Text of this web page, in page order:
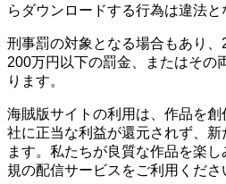
らダウンロードする行為は違法と
刑事罰の対象となる場合もあり
200万円以下の罰金、またはその
ります。
海賊版サイトの利用は、作品を
社に正当な利益が還元されず、
ます。私たちが良質な作品を楽
規の配信サービスをご利用くださ